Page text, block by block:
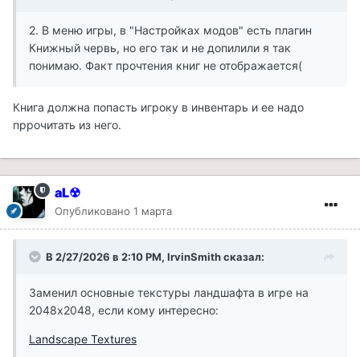
2. В меню игры, в "Настройках модов" есть плагин
Книжный червь, но его так и не допилили я так
понимаю. Факт прочтения книг не отображается(
Книга должна попасть игроку в инвентарь и ее надо
пррочитать из него.
aL☢
Опубликовано 1 марта
В 2/27/2026 в 2:10 PM, IrvinSmithсказал:
Заменил основные текстуры ландшафта в игре на
2048х2048, если кому интересно:
Landscape Textures